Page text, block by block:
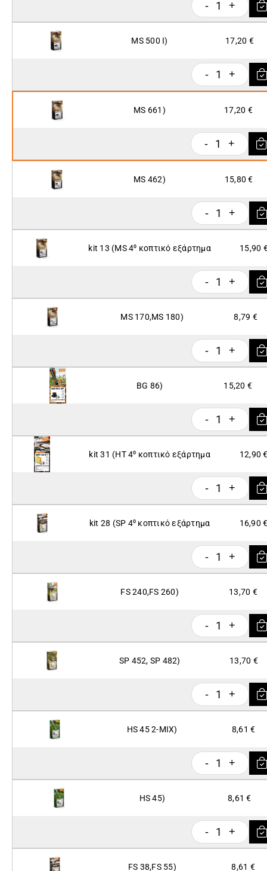
- 1 +
MS 500 I) 17,20 €
- 1 +
MS 661) 17,20 €
- 1 +
MS 462) 15,80 €
- 1 +
kit 13 (ΜS 4⁰ κοπτικό εξάρτημα 15,90
- 1 +
MS 170,MS 180) 8,79 €
- 1 +
BG 86) 15,20 €
- 1 +
kit 31 (HT 4⁰ κοπτικό εξάρτημα 12,90
- 1 +
kit 28 (SP 4⁰ κοπτικό εξάρτημα 16,90
- 1 +
FS 240,FS 260) 13,70 €
- 1 +
SP 452, SP 482) 13,70 €
- 1 +
HS 45 2-MIX) 8,61 €
- 1 +
HS 45) 8,61 €
- 1 +
FS 38,FS 55) 8,61 €